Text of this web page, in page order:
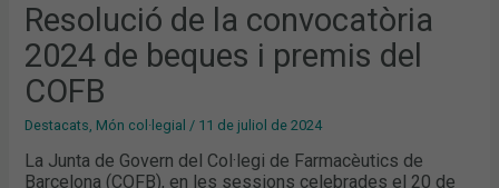
Resolució de la convocatòria
2024 de beques i premis del
COFB
Destacats, Món col·legial / 11 de juliol de 2024
La Junta de Govern del Col·legi de Farmacèutics de
Barcelona (COFB), en les sessions celebrades el 20 de